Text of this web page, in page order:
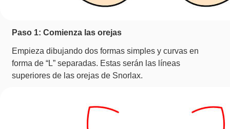
Paso 1: Comienza las orejas
Empieza dibujando dos formas simples y curvas en
forma de “L” separadas. Estas serán las líneas
superiores de las orejas de Snorlax.